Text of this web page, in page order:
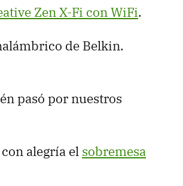
Zen X-Fi con WiFi.
de Belkin.
pasó por nuestros
alegría el sobremesa